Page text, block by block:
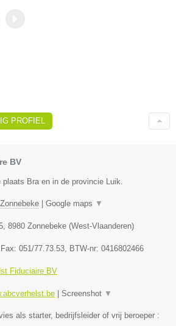
PROFIEL
BV
plaats Bra en in de provincie Luik.
Zonnebeke Google maps ▼
, 8980 Zonnebeke (West-Vlaanderen)
051/77.73.53, BTW-nr: 0416802466
Fiduciaire BV
Screenshot ▼
als starter, bedrijfsleider of vrij beroeper :